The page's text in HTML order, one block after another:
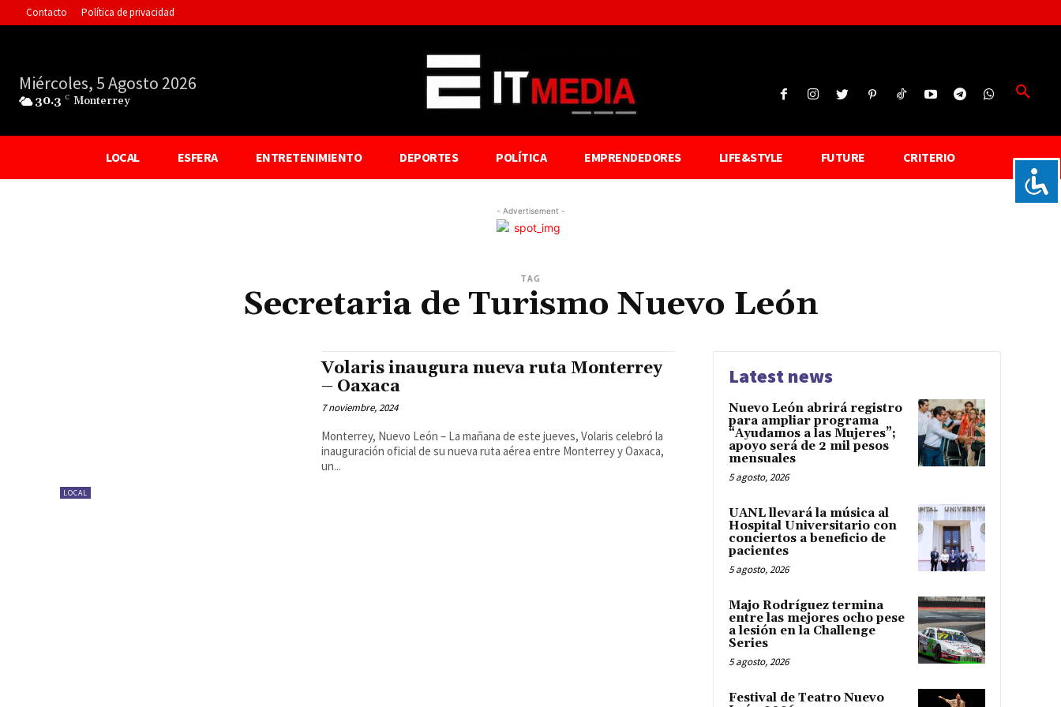
Contacto Política de privacidad
Miércoles, 5 Agosto 2026
30.3 C Monterrey
LOCAL ESFERA ENTRETENIMIENTO DEPORTES POLÍTICA EMPRENDEDORES LIFE&STYLE FUTURE CRITERIO
- Advertisement -
TAG
Secretaria de Turismo Nuevo León
LOCAL
Volaris inaugura nueva ruta Monterrey
– Oaxaca
7 noviembre, 2024
Monterrey, Nuevo León – La mañana de este jueves, Volaris celebró la
inauguración oficial de su nueva ruta aérea entre Monterrey y Oaxaca,
un...
Latest news
Nuevo León abrirá registro
para ampliar programa
“Ayudamos a las Mujeres”;
apoyo será de 2 mil pesos
mensuales
5 agosto, 2026
UANL llevará la música al
Hospital Universitario con
conciertos a beneficio de
pacientes
5 agosto, 2026
Majo Rodríguez termina
entre las mejores ocho pese
a lesión en la Challenge
Series
5 agosto, 2026
Festival de Teatro Nuevo